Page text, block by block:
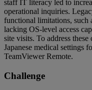
staff IT literacy led to
operational inquiries.
functional limitations, such
lacking OS-level access
site visits. To address
Japanese medical settings
TeamViewer Remote.
Challenge